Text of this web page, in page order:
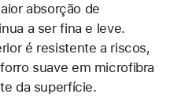
absorção de
a ser fina e leve.
é resistente a riscos,
suave em microfibra
da superfície.